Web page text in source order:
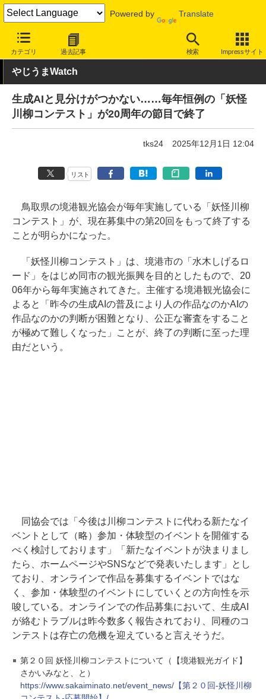
Powered by Translate
カテゴリ 過去記事 検索 Impressサイト
INTERNET Watch トピック
やじうまWatch
生成AIと見分けがつかない……毎年恒例の「妖怪
川柳コンテスト」が20周年の節目で終了
tks24 2025年12月1日 12:04
リスト
鳥取県の境港観光協会が毎年実施している「妖怪川柳
コンテスト」が、現在募集中の第20回をもって終了する
ことが明らかになった。
「妖怪川柳コンテスト」は、境港市の「水木しげるロ
ード」をはじめ同市の観光振興を目的としたもので、20
06年から毎年実施されてきた。主催する境港観光協会に
よると「昨今の生成AIの普及により人の作品なのかAIの
作品なのかの判断が困難となり、公正な審査をすること
が極めて難しくなった」ことが、終了の判断に至った理
由だという。
同協会では「今後は川柳コンテストに代わる新たなイ
ベントとして（略）参加・体験型のイベントを開催する
べく検討しております」「新たなイベントが決まりまし
たら、ホームページやSNSなどで発表いたします」とし
ており、オンラインで作品を募集するイベントではな
く、参加・体験型のイベントにしていくとの方向性を示
唆している。オンラインでの作品募集において、生成AI
が絡むトラブルは昨今数多く報告されており、同種のコ
ンテストは存亡の危機を迎えていると言えそうだ。
第２０回 妖怪川柳コンテストについて（【境港観光ガイド】
さかいみなと、と）
https://www.sakaiminato.net/event_news/【第２０回-妖怪川柳